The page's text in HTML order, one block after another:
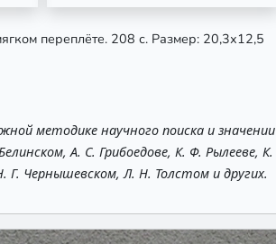
переплёте. 208 с. Размер: 20,3х12,5
методике научного поиска и значении
А. С. Грибоедове, К. Ф. Рылееве, К.
Чернышевском, Л. Н. Толстом и других.